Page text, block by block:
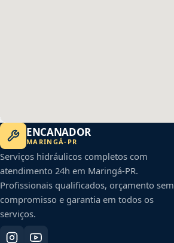
ENCANADOR
MARINGÁ- PR
Serviços hidráulicos completos com
atendimento 24h em Maringá-PR.
Profissionais qualificados, orçamento sem
compromisso e garantia em todos os
serviços.